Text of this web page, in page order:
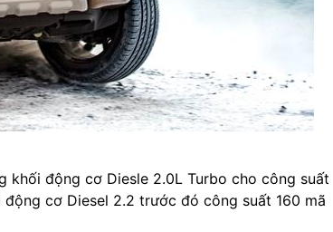
khối động cơ Diesle 2.0L Turbo cho công suất
cơ Diesel 2.2 trước đó công suất 160 mã